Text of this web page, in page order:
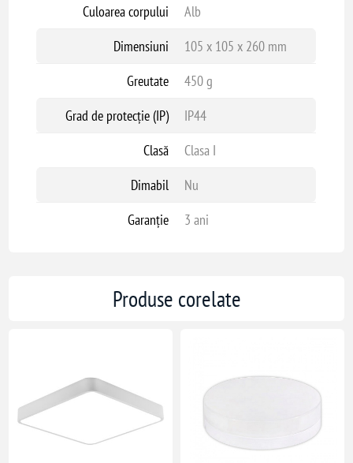
Culoarea corpului
Alb
Dimensiuni
105 x 105 x 260 mm
Greutate
450 g
Grad de protecție (IP)
IP44
Clasă
Clasa I
Dimabil
Nu
Garanție
3 ani
Produse corelate